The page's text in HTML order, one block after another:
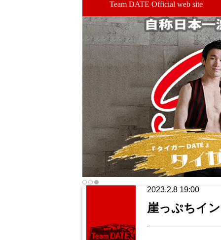
Team DATE Official web site
2023.2.8 19:00
崖っぷちイ